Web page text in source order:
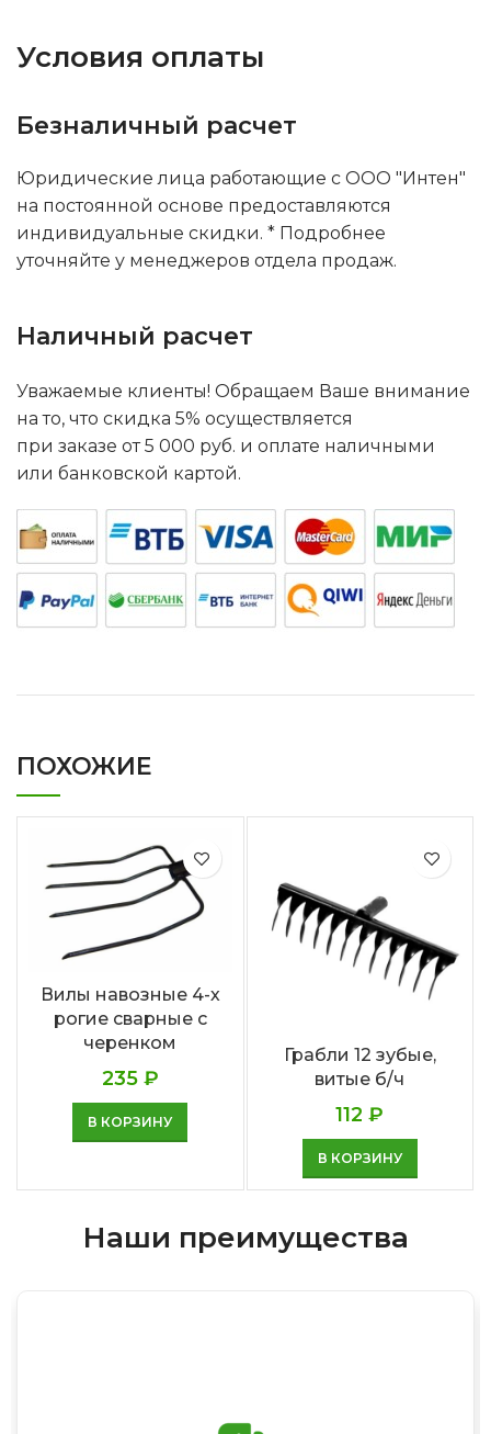
Условия оплаты
Безналичный расчет
Юридические лица работающие с ООО "Интен"
на постоянной основе предоставляются
индивидуальные скидки. * Подробнее
уточняйте у менеджеров отдела продаж.
Наличный расчет
Уважаемые клиенты! Обращаем Ваше внимание
на то, что скидка 5% осуществляется
при заказе от 5 000 руб. и оплате наличными
или банковской картой.
ПОХОЖИЕ
Вилы навозные 4-х
рогие сварные с
черенком
235 ₽
В КОРЗИНУ
Грабли 12 зубые,
витые б/ч
112₽
В КОРЗИНУ
Наши преимущества